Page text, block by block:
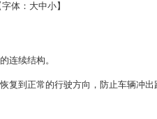
体： 大中小】
连续结构。
到正常的行驶方向，防止车辆冲出